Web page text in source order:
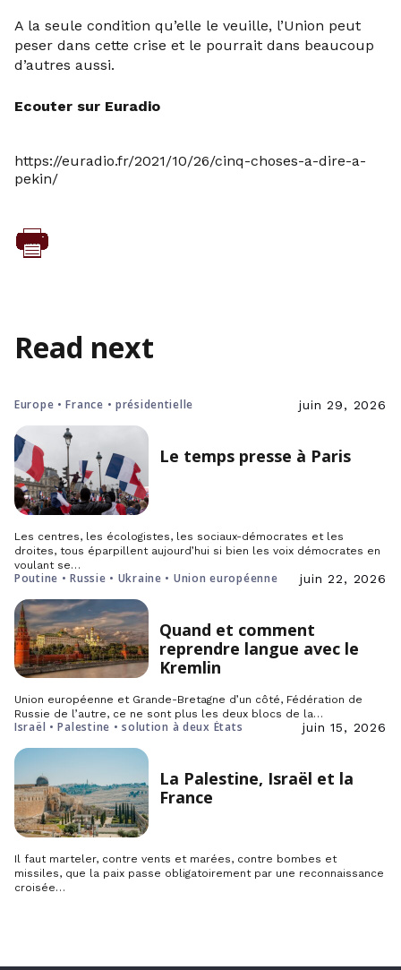
A la seule condition qu’elle le veuille, l’Union peut
peser dans cette crise et le pourrait dans beaucoup
d’autres aussi.
Ecouter sur Euradio
https://euradio.fr/2021/10/26/cinq-choses-a-dire-a-
pekin/
Read next
Europe • France • présidentielle juin 29, 2026
Le temps presse à Paris
Les centres, les écologistes, les sociaux-démocrates et les
droites, tous éparpillent aujourd’hui si bien les voix démocrates en
voulant se…
Poutine • Russie • Ukraine • Union européenne juin 22, 2026
Quand et comment
reprendre langue avec le
Kremlin
Union européenne et Grande-Bretagne d’un côté, Fédération de
Russie de l’autre, ce ne sont plus les deux blocs de la…
Israël • Palestine • solution à deux États juin 15, 2026
La Palestine, Israël et la
France
Il faut marteler, contre vents et marées, contre bombes et
missiles, que la paix passe obligatoirement par une reconnaissance
croisée…